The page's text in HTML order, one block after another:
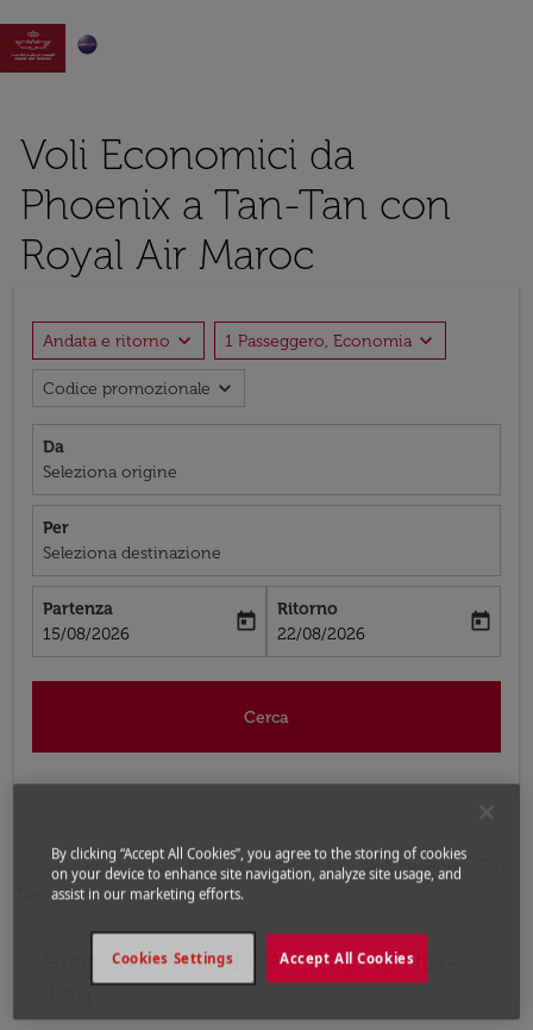

Voli Economici da
Phoenix a Tan-Tan con
Royal Air Maroc
Andata e ritorno expand_more 1 Passeggero, Economia expand_more
Codice promozionale expand_more
Da
Seleziona origine
Per
Seleziona destinazione
Partenza
fc-booking-departure-date-aria-label
15/08/2026
today
Ritorno
fc-booking-return-date-aria-label
22/08/2026
today
Cerca
Home Voli Voli per Marocco
Voli Phoenix - Tan-
Prossimo voli da Phoenix a Tan-
Tan
Prova ad aggiornare il tuo percorso (origine e/o
By clicking “Accept All Cookies”, you agree to the storing of cookies
on your device to enhance site navigation, analyze site usage, and
assist in our marketing efforts.
Accept All Cookies
Cookies Settings